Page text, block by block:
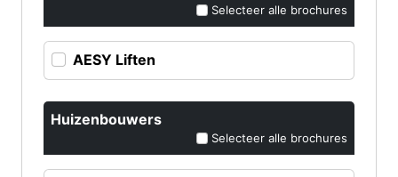
Selecteer alle brochures
AESY Liften
Huizenbouwers
Selecteer alle brochures